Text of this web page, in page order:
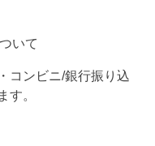
いて
コンビニ/銀行振り込
す。